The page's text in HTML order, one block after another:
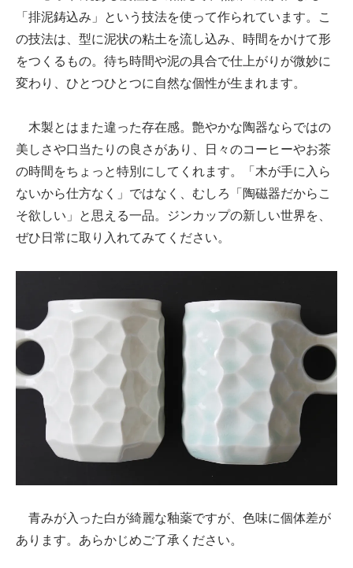
「排泥鋳込み」という技法を使って作られています。こ
の技法は、型に泥状の粘土を流し込み、時間をかけて形
をつくるもの。待ち時間や泥の具合で仕上がりが微妙に
変わり、ひとつひとつに自然な個性が生まれます。
木製とはまた違った存在感。艶やかな陶器ならではの
美しさや口当たりの良さがあり、日々のコーヒーやお茶
の時間をちょっと特別にしてくれます。「木が手に入ら
ないから仕方なく」ではなく、むしろ「陶磁器だからこ
そ欲しい」と思える一品。ジンカップの新しい世界を、
ぜひ日常に取り入れてみてください。
青みが入った白が綺麗な釉薬ですが、色味に個体差が
あります。あらかじめご了承ください。